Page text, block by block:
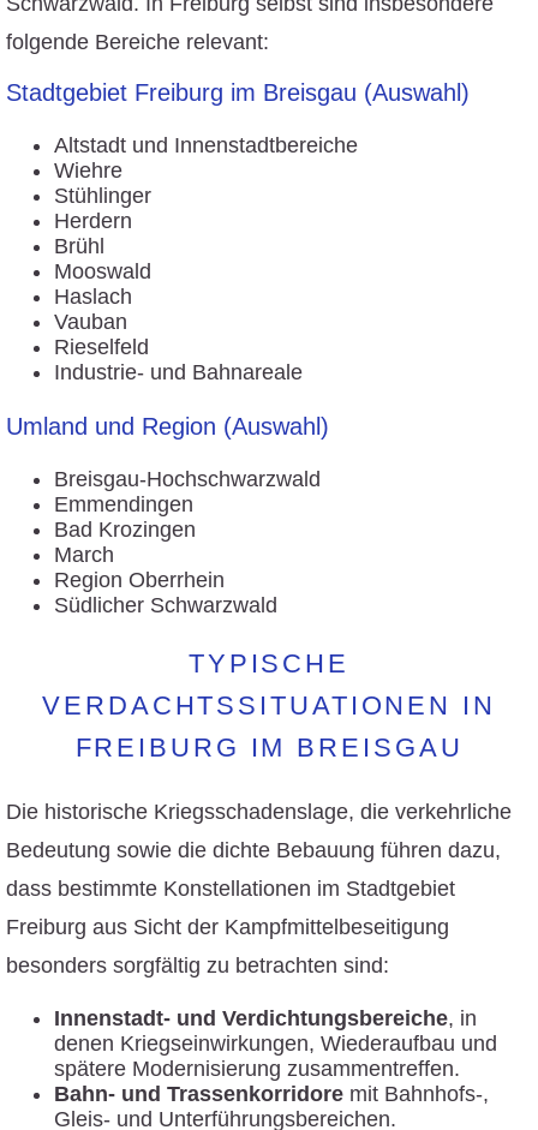
folgende Bereiche relevant:
Stadtgebiet Freiburg im Breisgau (Auswahl)
Altstadt und Innenstadtbereiche
Wiehre
Stühlinger
Herdern
Brühl
Mooswald
Haslach
Vauban
Rieselfeld
Industrie- und Bahnareale
Umland und Region (Auswahl)
Breisgau-Hochschwarzwald
Emmendingen
Bad Krozingen
March
Region Oberrhein
Südlicher Schwarzwald
TYPISCHE
VERDACHTSSITUATIONEN IN
FREIBURG IM BREISGAU
Die historische Kriegsschadenslage, die verkehrliche
Bedeutung sowie die dichte Bebauung führen dazu,
dass bestimmte Konstellationen im Stadtgebiet
Freiburg aus Sicht der Kampfmittelbeseitigung
besonders sorgfältig zu betrachten sind:
Innenstadt- und Verdichtungsbereiche, in
denen Kriegseinwirkungen, Wiederaufbau und
spätere Modernisierung zusammentreffen.
Bahn- und Trassenkorridore mit Bahnhofs-,
Gleis- und Unterführungsbereichen.